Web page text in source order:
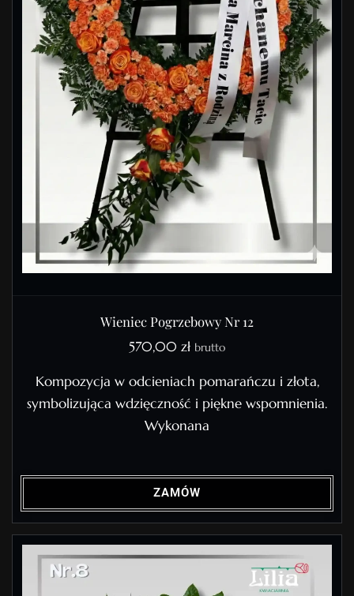
Wieniec Pogrzebowy Nr 12
570,00 zł brutto
Kompozycja w odcieniach pomarańczu i złota,
symbolizująca wdzięczność i piękne wspomnienia.
Wykonana
ZAMÓW